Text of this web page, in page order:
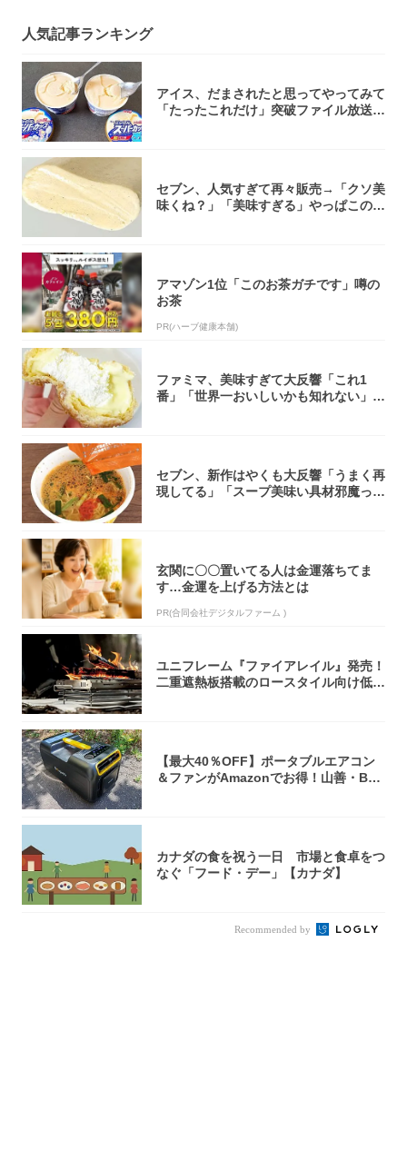
人気記事ランキング
アイス、だまされたと思ってやってみて
「たったこれだけ」突破ファイル放送で
セブン、人気すぎて再々販売→「クソ美
味くね？」「美味すぎる」やっぱこのク
アマゾン1位「このお茶ガチです」噂の
お茶
PR(ハーブ健康本舗)
ファミマ、美味すぎて大反響「これ1
番」「世界一おいしいかも知れない」
セブン、新作はやくも大反響「うまく再
現してる」「スープ美味い具材邪魔って
玄関に〇〇置いてる人は金運落ちてま
す…金運を上げる方法とは
PR(合同会社デジタルファーム )
ユニフレーム『ファイアレイル』発売！
二重遮熱板搭載のロースタイル向け低型
【最大40％OFF】ポータブルエアコン
＆ファンがAmazonでお得！山善・Bo
カナダの食を祝う一日 市場と食卓をつ
なぐ「フード・デー」【カナダ】
Recommended by